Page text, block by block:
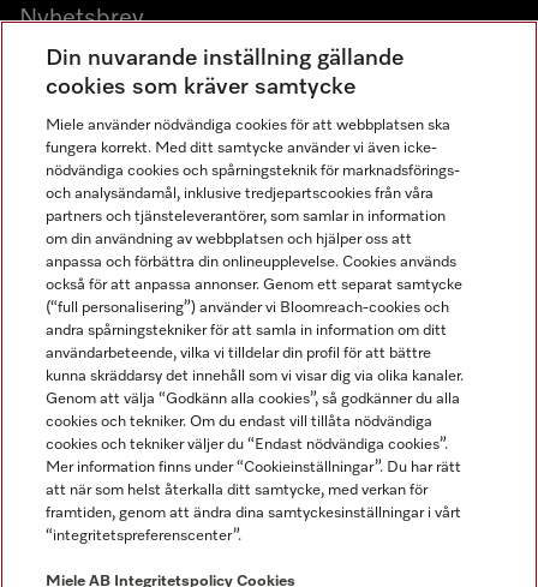
Nyhetsbrev
Gå med i vår gemenskap
Miele AB
Allmänna villkor
Användarvillkor
Miele tillgänglighetsförklaring
Lagen om digitala tjänster
Miele på LinkedIn
Miele på Facebook
Miele på Instagram
Miele på Youtube
Din nuvarande inställning gällande
cookies som kräver samtycke
Miele använder nödvändiga cookies för att webbplatsen ska
fungera korrekt. Med ditt samtycke använder vi även icke-
nödvändiga cookies och spårningsteknik för marknadsförings-
och analysändamål, inklusive tredjepartscookies från våra
partners och tjänsteleverantörer, som samlar in information
om din användning av webbplatsen och hjälper oss att
anpassa och förbättra din onlineupplevelse. Cookies används
också för att anpassa annonser. Genom ett separat samtycke
(“full personalisering”) använder vi Bloomreach-cookies och
andra spårningstekniker för att samla in information om ditt
användarbeteende, vilka vi tilldelar din profil för att bättre
kunna skräddarsy det innehåll som vi visar dig via olika kanaler.
Genom att välja “Godkänn alla cookies”, så godkänner du alla
cookies och tekniker. Om du endast vill tillåta nödvändiga
cookies och tekniker väljer du “Endast nödvändiga cookies”.
Mer information finns under “Cookieinställningar”. Du har rätt
att när som helst återkalla ditt samtycke, med verkan för
framtiden, genom att ändra dina samtyckesinställningar i vårt
“integritetspreferenscenter”.
Miele AB Integritetspolicy Cookies